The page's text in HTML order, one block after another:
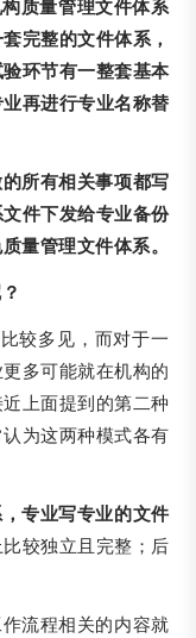
质量管理文件体系
完整的文件体系，
环节有一整套基本
再进行专业名称替
所有相关事项都写
件下发给专业备份
量管理文件体系。
较多见，而对于一
多可能就在机构的
上面提到的第二种
为这两种模式各有
专业写专业的文件
较独立且完整；后
流程相关的内容就